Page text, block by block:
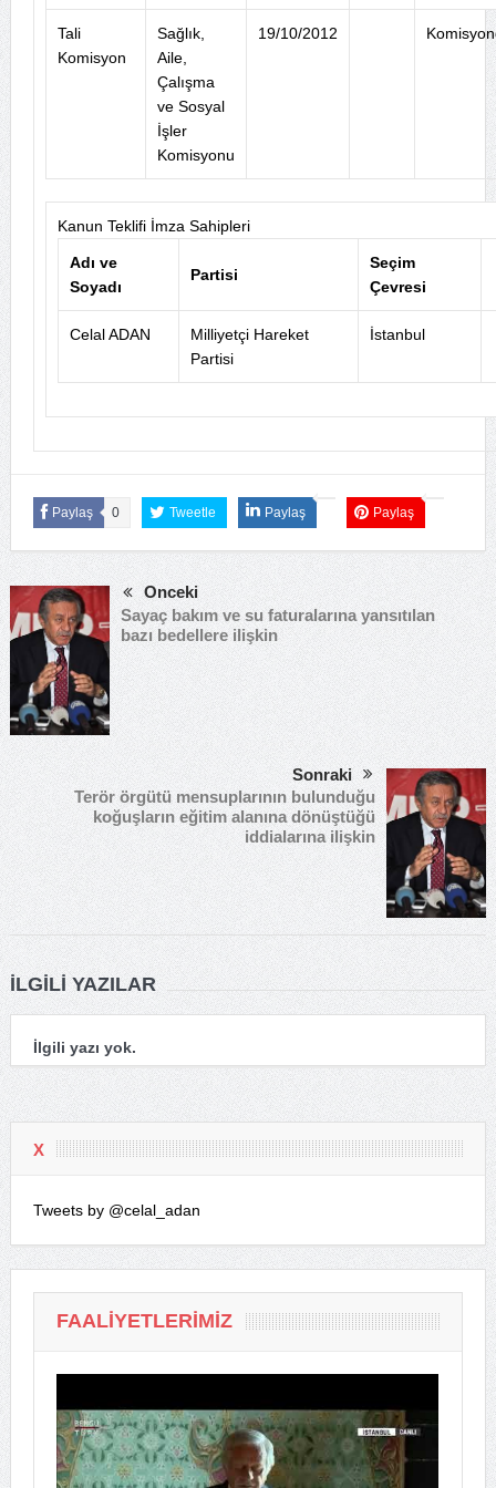
Tali
Komisyon
Sağlık,
Aile,
Çalışma
ve Sosyal
İşler
Komisyonu
19/10/2012
Kanun Teklifi İmza Sahipleri
Adı ve
Soyadı
Partisi
Seçim
Çevresi
Celal ADAN
Milliyetçi Hareket
Partisi
İstanbul
Paylaş 0 Tweetle Paylaş Paylaş
Önceki
Sayaç bakım ve su faturalarına yansıtılan
bazı bedellere ilişkin
Sonraki
Terör örgütü mensuplarının bulunduğu
koğuşların eğitim alanına dönüştüğü
iddialarına ilişkin
İLGILI YAZILAR
İlgili yazı yok.
X
Tweets by @celal_adan
FAALIYETLERIMIZ